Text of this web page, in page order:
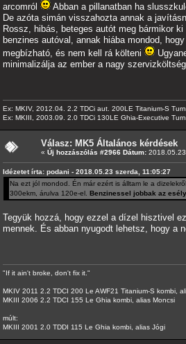
arcomról
Abban a pillanatban ha
De azóta simán visszahozta annak a
Rossz, hibás, beteges autót meg bármikor
benzines autóval, annak hiába mondod,
megbízható, és nem kell rá költeni
minimalizálja az ember a nagy
Ex: MKIV, 2012.04. 2.2 TDCi aut. 200LE Titanium-S
Ex: MKIII, 2003.09. 2.0 TDCi 130LE Ghia-Executive
Válasz: MK5 Általános kérdések
« Új hozzászólás #2966 Dátum:
Idézetet írta: podani - 2018.05.23 szerda, 11:05:27
Na ezt jól mondod. Én már ezért is álltam le a
300ekm, árulva 120e-el. Benzinessel jobbak az
Tegyük hozzá, hogy ezzel a dízel hisztivel
mennek. És abban nyugodt lehetsz, hogy a
"If it ain't broke, don't fix it."
MKIV 2011 2.2 TDCI 200 Le AWF21 Titanium-S kombi,
MKIII 2006 2.2 TDCI 155 Le Ghia kombi, alias Moncsi
múlt:
MKIII 2001 2.0 TDDI 115 Le Ghia kombi, alias Jógi